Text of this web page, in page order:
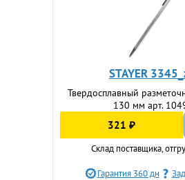
STAYER
Твердосплавный
130 мм арт.
321 ₽
Склад поставщика,
Гарантия 360 дн